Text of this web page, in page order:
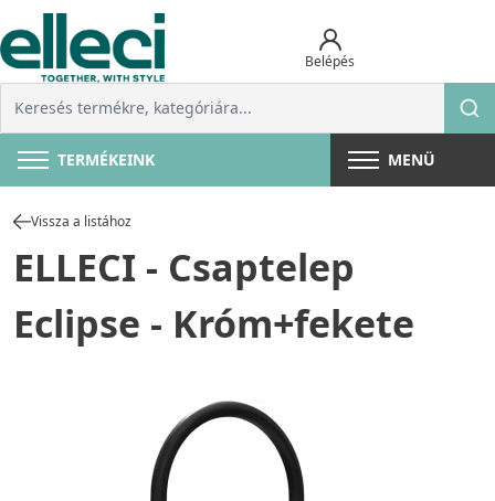
Belépés
TERMÉKEINK MENÜ
Vissza a listához
ELLECI - Csaptelep
Eclipse - Króm+fekete